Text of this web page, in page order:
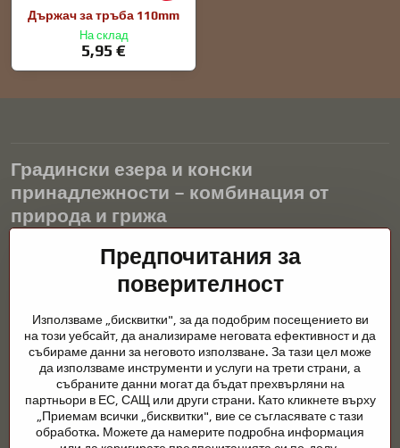
Държач за тръба 110mm
На склад
5,95 €
Градински езера и конски
принадлежности – комбинация от
природа и грижа
Градинските езера са красиво допълнение към всеки екстериор
и създават хармонична среда за релаксация и живот на водните
животни. Правилната технология, филтрацията и редовната
през цялата година. Също толкова важна е грижата за
животните, които са част от нашия живот.
Конете се нуждаят от висококачествени конски принадлежности,
правилно хранене и отговорни грижи, за да бъдат здрави, силни
и доволни. Независимо дали става въпрос за екипировка за
ездачи, развъдчици или любители на природата, целта е да се
Предпочитания за
поверителност
Използваме „бисквитки", за да подобрим посещението ви
на този уебсайт, да анализираме неговата ефективност и да
събираме данни за неговото използване. За тази цел може
да използваме инструменти и услуги на трети страни, а
събраните данни могат да бъдат прехвърляни на
партньори в ЕС, САЩ или други страни. Като кликнете върху
„Приемам всички „бисквитки", вие се съгласявате с тази
обработка. Можете да намерите подробна информация